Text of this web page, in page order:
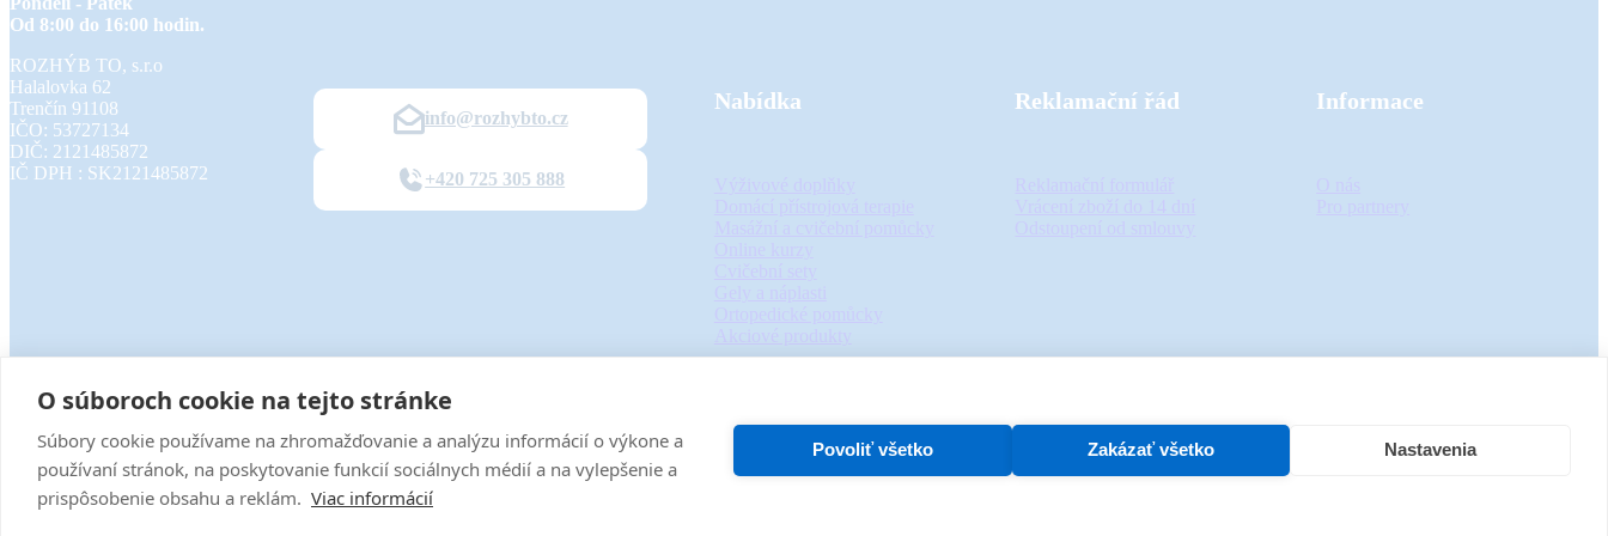
Od 8:00 do 16:00 hodin.
ROZHÝB TO, s.r.o
Halalovka 62
Trenčín 91108
IČO: 53727134
DIČ: 2121485872
IČ DPH : SK2121485872
info@rozhybto.cz
+420 725 305 888
Nabídka Reklamační řád Informace
2026©ROZHÝB TO, s.r.o|provozováno eshop systémem
O súboroch cookie na tejto stránke
Súbory cookie používame na zhromažďovanie a analýzu informácií o výkone a
používaní stránok, na poskytovanie funkcií sociálnych médií a na vylepšenie a
prispôsobenie obsahu a reklám. Viac informácií
Povoliť všetko Zakázať všetko Nastavenia